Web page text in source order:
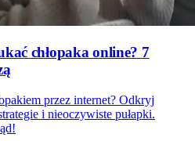
chłopaka online? 7
przez internet? Odkryj
i nieoczywiste pułapki.